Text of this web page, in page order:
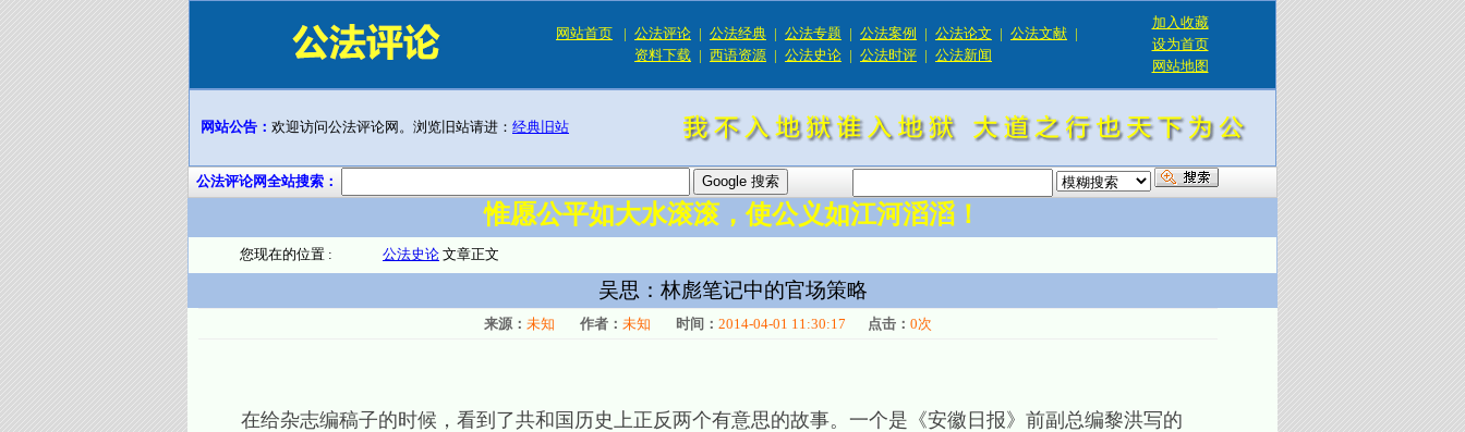
网站首页 | 公法评论 | 公法经典 | 公法专题 | 公法案例 | 公法论文 | 公法文献 |
资料下载 | 西语资源 | 公法史论 | 公法时评 | 公法新闻
加入收藏
设为首页
网站地图
网站公告： 欢迎访问公法评论网。浏览旧站请进： 经典旧站
公法评论网全站搜索：
惟愿公平如大水滚滚，使公义如江河滔滔！
您现在的位置 : 公法史论 文章正文
吴思：林彪笔记中的官场策略
来源： 未知 作者： 未知 时间： 2014-04-01 11:30:17 点击： 0次
在给杂志编稿子的时候，看到了共和国历史上正反两个有意思的故事。一个是《安徽日报》前副总编黎洪写的